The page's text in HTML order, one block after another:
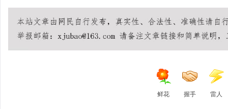
鲜花 握手 雷人